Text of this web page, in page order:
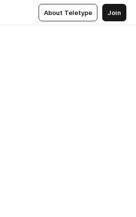
About Teletype Join